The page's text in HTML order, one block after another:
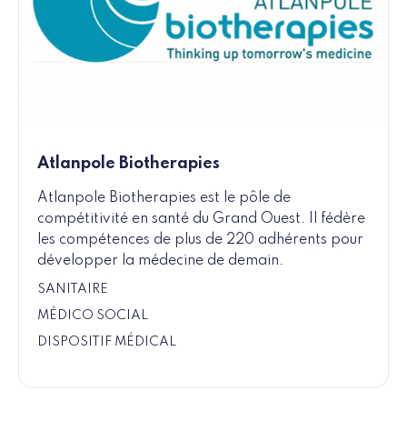
Atlanpole Biotherapies
Atlanpole Biotherapies est le pôle de
compétitivité en santé du Grand Ouest. Il fédère
les compétences de plus de 220 adhérents pour
développer la médecine de demain.
SANITAIRE
MÉDICO SOCIAL
DISPOSITIF MÉDICAL